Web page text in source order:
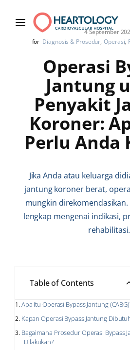
4 September
for Diagnosis & Prosedur Operasi
Operasi
Jantung
Penyakit
Koroner:
Perlu Anda
Jika Anda atau keluarga
jantung koroner berat,
mungkin direkomendasikan.
lengkap mengenai indikasi,
rehabilitasi.
Table of Contents
Apa Itu Operasi Bypass Jantung
Kapan Operasi Bypass Jantung
Bagaimana Prosedur Operasi Bypass
Dilakukan?